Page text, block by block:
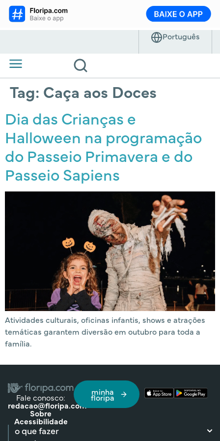
Tag: Caça aos Doces
Dia das Crianças e
Halloween na programação
do Passeio Primavera e do
Passeio Sapiens
Atividades culturais, oficinas infantis, shows e atrações
temáticas garantem diversão em outubro para toda a
família.
Fale conosco:
redacao@floripa.com
Sobre
Acessibilidade
minha
floripa
o que fazer